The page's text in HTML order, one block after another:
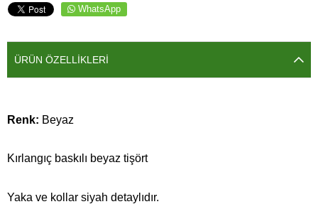
WhatsApp
ÜRÜN ÖZELLIKLERI
Renk: Beyaz
Kırlangıç baskılı beyaz tişört
Yaka ve kollar siyah detaylıdır.